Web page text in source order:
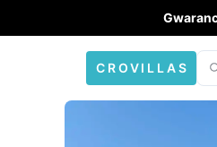
CROVILLAS